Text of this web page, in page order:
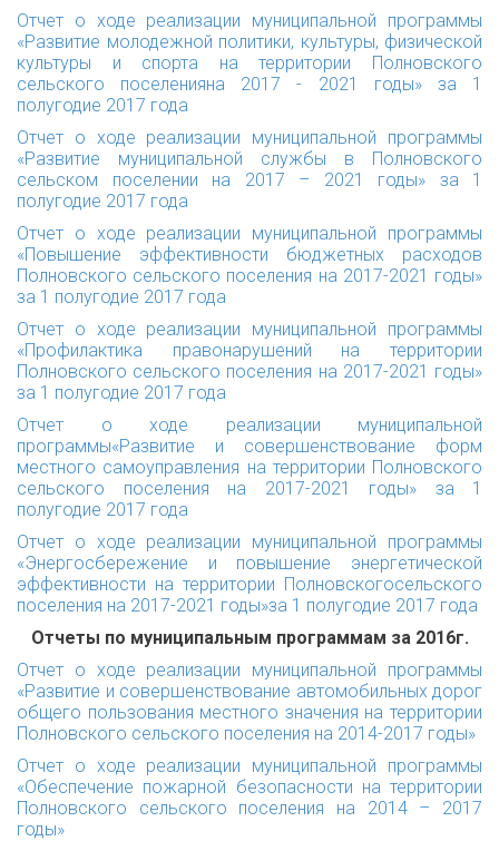
Отчет о ходе реализации муниципальной программы
«Развитие молодежной политики, культуры, физической
культуры и спорта на территории Полновского
сельского поселенияна 2017 - 2021 годы» за 1
полугодие 2017 года
Отчет о ходе реализации муниципальной программы
«Развитие муниципальной службы в Полновского
сельском поселении на 2017 – 2021 годы» за 1
полугодие 2017 года
Отчет о ходе реализации муниципальной программы
«Повышение эффективности бюджетных расходов
Полновского сельского поселения на 2017-2021 годы»
за 1 полугодие 2017 года
Отчет о ходе реализации муниципальной программы
«Профилактика правонарушений на территории
Полновского сельского поселения на 2017-2021 годы»
за 1 полугодие 2017 года
Отчет о ходе реализации муниципальной
программы«Развитие и совершенствование форм
местного самоуправления на территории Полновского
сельского поселения на 2017-2021 годы» за 1
полугодие 2017 года
Отчет о ходе реализации муниципальной программы
«Энергосбережение и повышение энергетической
эффективности на территории Полновскогосельского
поселения на 2017-2021 годы»за 1 полугодие 2017 года
Отчеты по муниципальным программам за 2016г.
Отчет о ходе реализации муниципальной программы
«Развитие и совершенствование автомобильных дорог
общего пользования местного значения на территории
Полновского сельского поселения на 2014-2017 годы»
Отчет о ходе реализации муниципальной программы
«Обеспечение пожарной безопасности на территории
Полновского сельского поселения на 2014 – 2017
годы»